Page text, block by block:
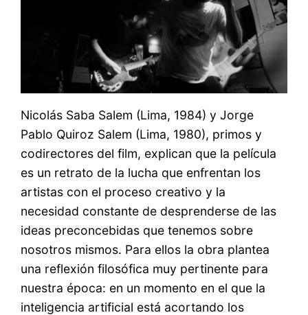
Nicolás Saba Salem (Lima, 1984) y Jorge
Pablo Quiroz Salem (Lima, 1980), primos y
codirectores del film, explican que la película
es un retrato de la lucha que enfrentan los
artistas con el proceso creativo y la
necesidad constante de desprenderse de las
ideas preconcebidas que tenemos sobre
nosotros mismos. Para ellos la obra plantea
una reflexión filosófica muy pertinente para
nuestra época: en un momento en el que la
inteligencia artificial está acortando los